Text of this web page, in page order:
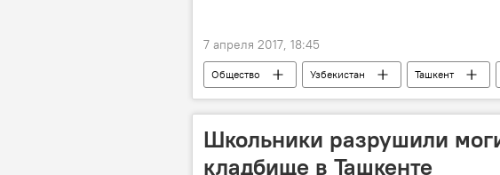
7 апреля 2017, 18:45
Общество Узбекистан Ташкент
Школьники разрушили
кладбище в Ташкенте